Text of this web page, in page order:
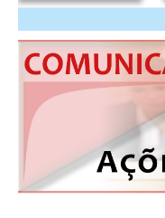
NOTÍCIAS NO WHATSAPP
FOTOS
PUBLICIDADE